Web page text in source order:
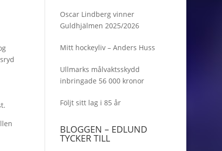
Oscar Lindberg vinner
Guldhjälmen 2025/2026
Mitt hockeyliv – Anders Huss
Ullmarks målvaktsskydd
inbringade 56 000 kronor
Följt sitt lag i 85 år
BLOGGEN – EDLUND
TYCKER TILL